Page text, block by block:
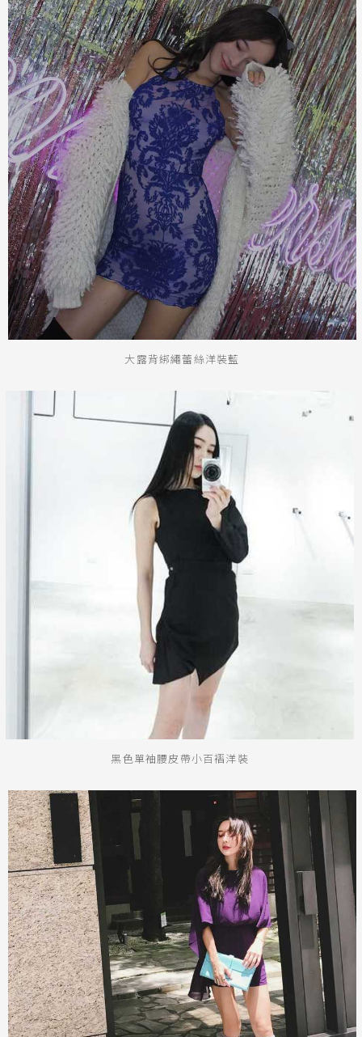
大露背綁繩蕾絲洋裝藍
黑色單袖腰皮帶小百褶洋裝